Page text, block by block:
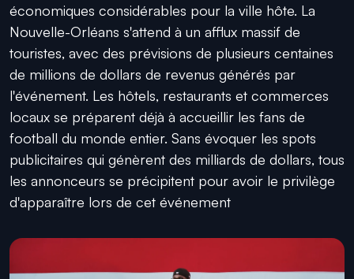
économiques considérables pour la ville hôte. La
Nouvelle-Orléans s'attend à un afflux massif de
touristes, avec des prévisions de plusieurs centaines
de millions de dollars de revenus générés par
l'événement. Les hôtels, restaurants et commerces
locaux se préparent déjà à accueillir les fans de
football du monde entier. Sans évoquer les spots
publicitaires qui génèrent des milliards de dollars, tous
les annonceurs se précipitent pour avoir le privilège
d'apparaître lors de cet événement